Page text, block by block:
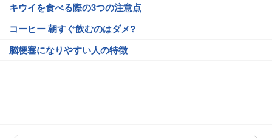
キウイを食べる際の3つの注意点
コーヒー 朝すぐ飲むのはダメ?
脳梗塞になりやすい人の特徴